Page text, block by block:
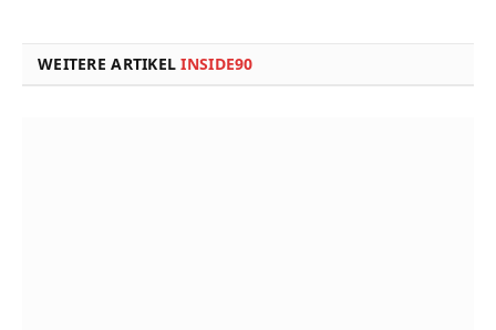
WEITERE ARTIKELINSIDE90